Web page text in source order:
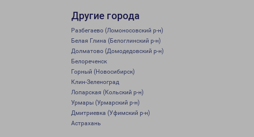
Другие города
Разбегаево (Ломоносовский р-н)
Белая Глина (Белоглинский р-н)
Долматово (Домодедовский р-н)
Белореченск
Горный (Новосибирск)
Клин-Зеленоград
Лопарская (Кольский р-н)
Урмары (Урмарский р-н)
Дмитриевка (Уфимский р-н)
Астрахань